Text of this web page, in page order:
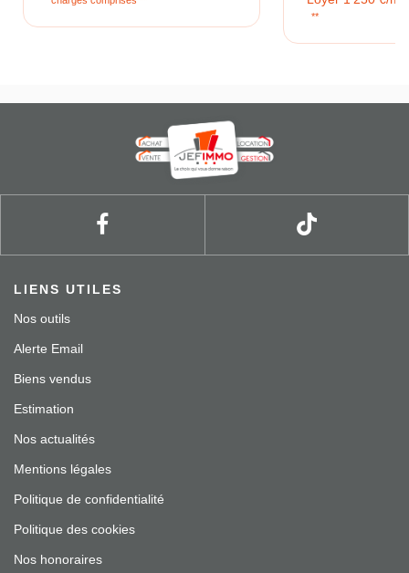
**
LIENS UTILES
Nos outils
Alerte Email
Biens vendus
Estimation
Nos actualités
Mentions légales
Politique de confidentialité
Politique des cookies
Nos honoraires